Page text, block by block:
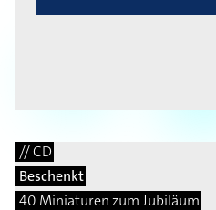
// CD
Beschenkt
40 Miniaturen zum Jubiläum